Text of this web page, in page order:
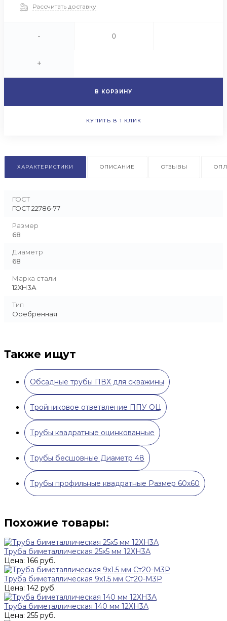
Рассчитать доставку
-
+
В КОРЗИНУ
КУПИТЬ В 1 КЛИК
ХАРАКТЕРИСТИКИ ОПИСАНИЕ ОТЗЫВЫ
ГОСТ
ГОСТ 22786-77
Размер
68
Диаметр
68
Марка стали
12ХН3А
Тип
Оребренная
Также ищут
Обсадные трубы ПВХ для скважины
Тройниковое ответвление ППУ ОЦ
Трубы квадратные оцинкованные
Трубы бесшовные Диаметр 48
Трубы профильные квадратные Размер 60х60
Похожие товары:
Труба биметаллическая 25х5 мм 12ХН3А
Цена: 166 руб.
Труба биметаллическая 9х1.5 мм Ст20-М3Р
Цена: 142 руб.
Труба биметаллическая 140 мм 12ХН3А
Цена: 255 руб.